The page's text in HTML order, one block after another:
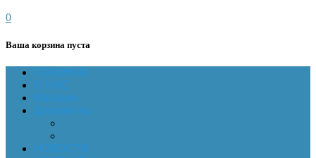
0
Ваша корзина пуста
ГЛАВНАЯ
О НАС
Магазин
Документы
НОВОСТИ